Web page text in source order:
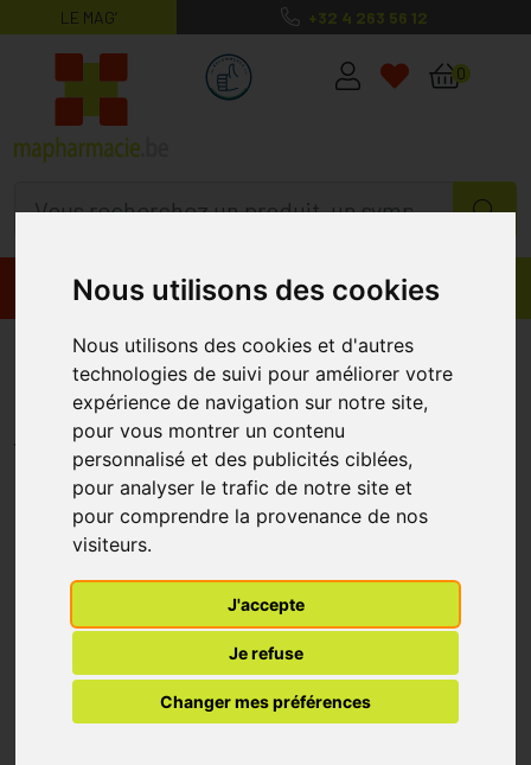
Nous utilisons des cookies
Nous utilisons des cookies et d'autres
technologies de suivi pour améliorer votre
expérience de navigation sur notre site,
pour vous montrer un contenu
personnalisé et des publicités ciblées,
pour analyser le trafic de notre site et
pour comprendre la provenance de nos
visiteurs.
J'accepte
Je refuse
Changer mes préférences
LE MAG’ +32 4 263 56 12
MaPharmacie.be ma santé, mes
0
Promos Produits
Eureka Care Lunette Soleil
Enfants. Rouge-gris 2-4ans
EUREKA CARE